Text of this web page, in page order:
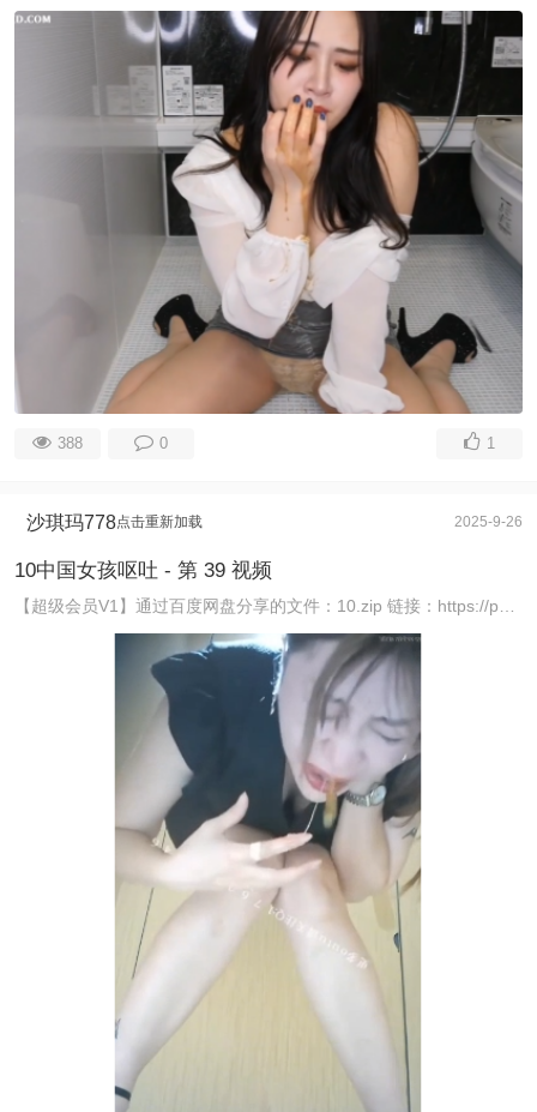
388 0 1
沙琪玛778点击重新加载 2025-9-26
10中国女孩呕吐 - 第 39 视频